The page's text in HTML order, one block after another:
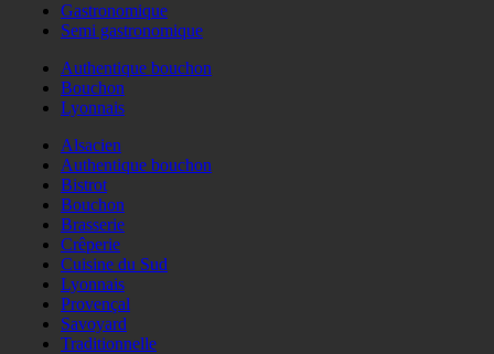
Gastronomique
Semi gastronomique
Authentique bouchon
Bouchon
Lyonnais
Alsacien
Authentique bouchon
Bistrot
Bouchon
Brasserie
Crêperie
Cuisine du Sud
Lyonnais
Provençal
Savoyard
Traditionnelle